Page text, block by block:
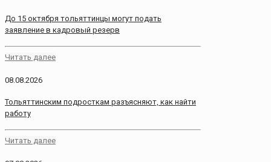
До 15 октября тольяттинцы могут подать
заявление в кадровый резерв
Читать далее
08.08.2026
Тольяттинским подросткам разъясняют, как найти
работу
Читать далее